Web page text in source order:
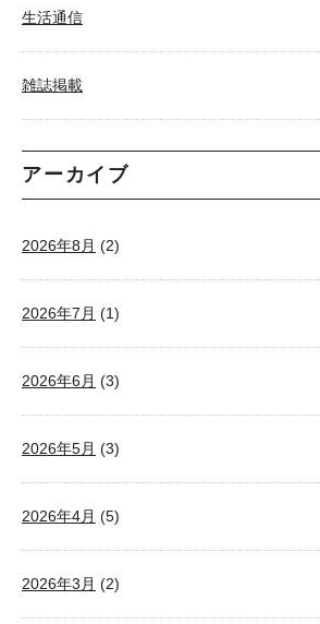
生活通信
雑誌掲載
アーカイブ
2026年8月 (2)
2026年7月 (1)
2026年6月 (3)
2026年5月 (3)
2026年4月 (5)
2026年3月 (2)